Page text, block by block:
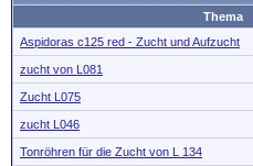
Thema
Aspidoras c125 red - Zucht und Aufzucht
zucht von L081
Zucht L075
zucht L046
Tonröhren für die Zucht von L 134